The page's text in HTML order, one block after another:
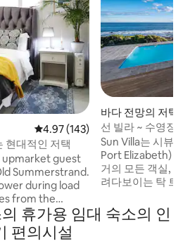
평점 4.97점(5점 만점), 후기 143
4.97 (143)
현대적인 저택
upmarket guest
Summerstrand.
during load
from the
to the beach
with free high-
a Nespresso
바다 전망의 저택
선 빌라 ~ 수영장
Sun Villa는 시뷰
Port Elizabeth) 의
거의 모든 객실, 데
려다보이는 탁 트
를 주며 파도타기
돌고래가 이동하
휴가용 임대 숙소의 인
편의시설